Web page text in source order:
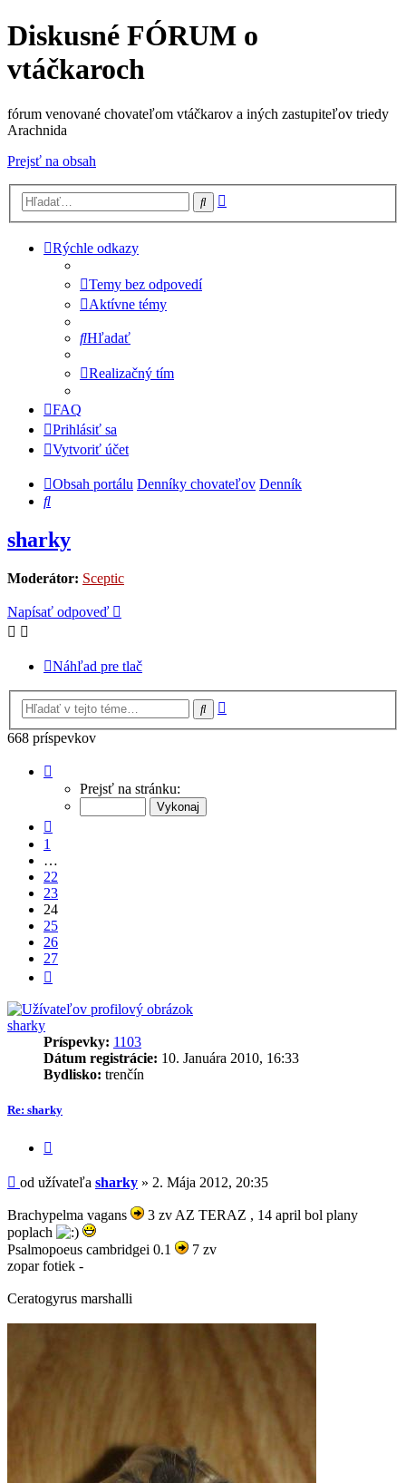
Diskusné FÓRUM o
vtáčkaroch
fórum venované chovateľom vtáčkarov a iných zastupiteľov triedy
Arachnida
Prejsť na obsah
Hľadať
Rýchle odkazy
Temy bez odpovedí
Aktívne témy
Hľadať
Realizačný tím
FAQ
Prihlásiť sa
Vytvoriť účet
Obsah portálu Denníky chovateľov Denník
Hľadať
sharky
Moderátor: Sceptic
Napísať odpoveď
Náhľad pre tlač
Hľadať
668 príspevkov
24
Prejsť na stránku:
1
…
22
23
24
25
26
27
sharky
Príspevky: 1103
Dátum registrácie: 10. Januára 2010, 16:33
Bydlisko: trenčín
Re: sharky
Príspevok
od užívateľa sharky » 2. Mája 2012, 20:35
Brachypelma vagans
3 zv AZ TERAZ , 14 april bol plany
poplach
Psalmopoeus cambridgei 0.1
7 zv
zopar fotiek -
Ceratogyrus marshalli